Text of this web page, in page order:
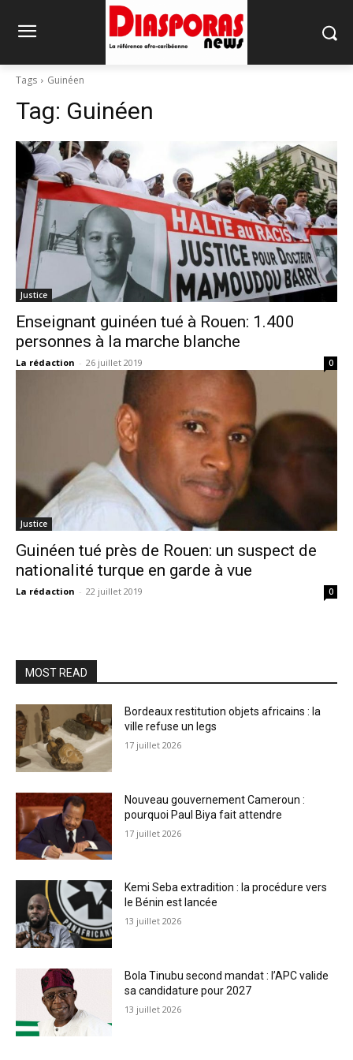
Tags Guinéen
Tag: Guinéen
Justice
Enseignant guinéen tué à Rouen: 1.400
personnes à la marche blanche
La rédaction - 26 juillet 2019 0
Justice
Guinéen tué près de Rouen: un suspect de
nationalité turque en garde à vue
La rédaction - 22 juillet 2019 0
MOST READ
Bordeaux restitution objets africains : la
ville refuse un legs
17 juillet 2026
Nouveau gouvernement Cameroun :
pourquoi Paul Biya fait attendre
17 juillet 2026
Kemi Seba extradition : la procédure vers
le Bénin est lancée
13 juillet 2026
Bola Tinubu second mandat : l’APC valide
sa candidature pour 2027
13 juillet 2026